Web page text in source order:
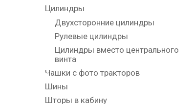
Цилиндры
Двухсторонние цилиндры
Рулевые цилиндры
Цилиндры вместо центрального
винта
Чашки с фото тракторов
Шины
Шторы в кабину